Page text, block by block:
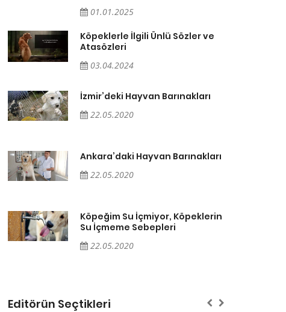
01.01.2025
Köpeklerle İlgili Ünlü Sözler ve
Atasözleri
03.04.2024
İzmir’deki Hayvan Barınakları
22.05.2020
Ankara’daki Hayvan Barınakları
22.05.2020
Köpeğim Su İçmiyor, Köpeklerin
Su İçmeme Sebepleri
22.05.2020
Editörün Seçtikleri